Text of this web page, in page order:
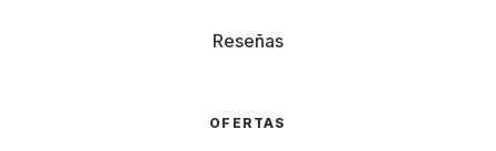
Reseñas
OFERTAS